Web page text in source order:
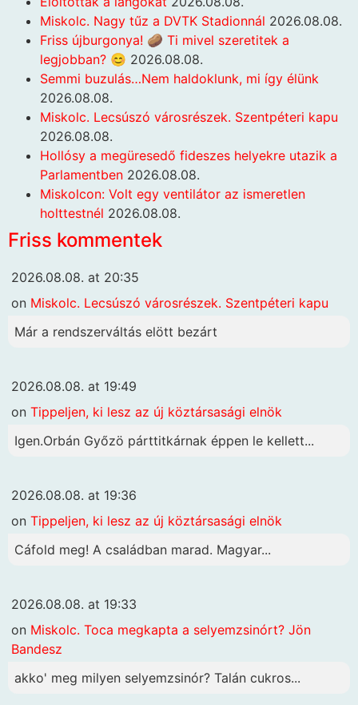
Miskolc. Nagy tűz a DVTK Stadionnál 2026.08.08.
Friss újburgonya! 🥔 Ti mivel szeretitek a
legjobban? 😊 2026.08.08.
Semmi buzulás…Nem haldoklunk, mi így élünk
2026.08.08.
Miskolc. Lecsúszó városrészek. Szentpéteri kapu
2026.08.08.
Hollósy a megüresedő fideszes helyekre utazik a
Parlamentben 2026.08.08.
Miskolcon: Volt egy ventilátor az ismeretlen
holttestnél 2026.08.08.
Friss kommentek
2026.08.08. at 20:35
on Miskolc. Lecsúszó városrészek. Szentpéteri kapu
Már a rendszerváltás elött bezárt
2026.08.08. at 19:49
on Tippeljen, ki lesz az új köztársasági elnök
Igen.Orbán Győzö párttitkárnak éppen le kellett...
2026.08.08. at 19:36
on Tippeljen, ki lesz az új köztársasági elnök
Cáfold meg! A családban marad. Magyar...
2026.08.08. at 19:33
on Miskolc. Toca megkapta a selyemzsinórt? Jön
Bandesz
akko' meg milyen selyemzsinór? Talán cukros...